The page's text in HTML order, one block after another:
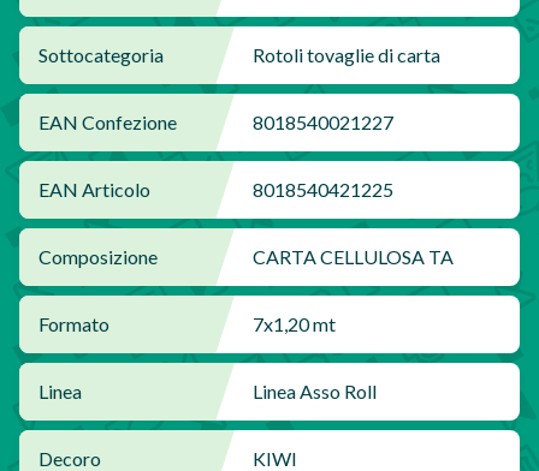
Sottocategoria Rotoli tovaglie di carta
EAN Confezione 8018540021227
EAN Articolo 8018540421225
Composizione CARTA CELLULOSA TA
Formato 7x1,20 mt
Linea Linea Asso Roll
Decoro KIWI